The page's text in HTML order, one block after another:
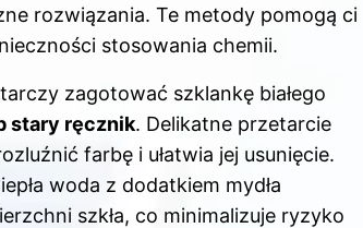
rozwiązania. Te metody pomogą ci
stosowania chemii.
zagotować szklankę białego
stary ręcznik. Delikatne przetarcie
farbę i ułatwia jej usunięcie.
woda z dodatkiem mydła
szkła, co minimalizuje ryzyko